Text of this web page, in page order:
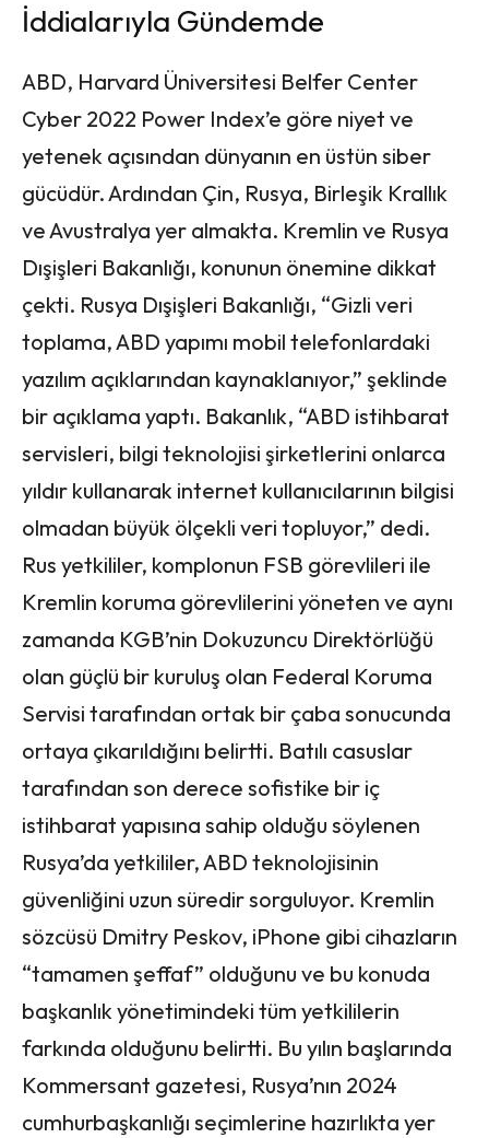
İddialarıyla Gündemde
ABD, Harvard Üniversitesi Belfer Center
Cyber 2022 Power Index’e göre niyet ve
yetenek açısından dünyanın en üstün siber
gücüdür. Ardından Çin, Rusya, Birleşik Krallık
ve Avustralya yer almakta. Kremlin ve Rusya
Dışişleri Bakanlığı, konunun önemine dikkat
çekti. Rusya Dışişleri Bakanlığı, “Gizli veri
toplama, ABD yapımı mobil telefonlardaki
yazılım açıklarından kaynaklanıyor,” şeklinde
bir açıklama yaptı. Bakanlık, “ABD istihbarat
servisleri, bilgi teknolojisi şirketlerini onlarca
yıldır kullanarak internet kullanıcılarının bilgisi
olmadan büyük ölçekli veri topluyor,” dedi.
Rus yetkililer, komplonun FSB görevlileri ile
Kremlin koruma görevlilerini yöneten ve aynı
zamanda KGB’nin Dokuzuncu Direktörlüğü
olan güçlü bir kuruluş olan Federal Koruma
Servisi tarafından ortak bir çaba sonucunda
ortaya çıkarıldığını belirtti. Batılı casuslar
tarafından son derece sofistike bir iç
istihbarat yapısına sahip olduğu söylenen
Rusya’da yetkililer, ABD teknolojisinin
güvenliğini uzun süredir sorguluyor. Kremlin
sözcüsü Dmitry Peskov, iPhone gibi cihazların
“tamamen şeffaf” olduğunu ve bu konuda
başkanlık yönetimindeki tüm yetkililerin
farkında olduğunu belirtti. Bu yılın başlarında
Kommersant gazetesi, Rusya’nın 2024
cumhurbaşkanlığı seçimlerine hazırlıkta yer